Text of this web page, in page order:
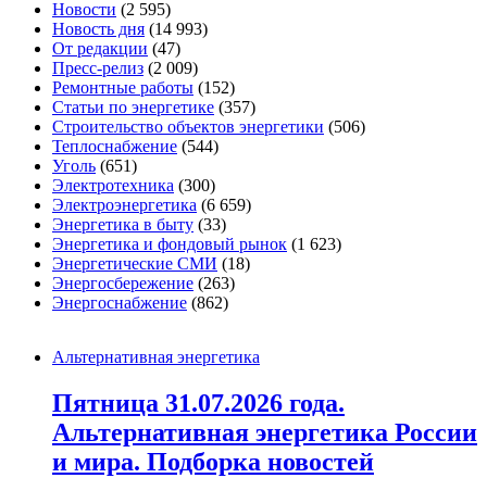
Новости (2 595)
Новость дня (14 993)
От редакции (47)
Пресс-релиз (2 009)
Ремонтные работы (152)
Статьи по энергетике (357)
Строительство объектов энергетики (506)
Теплоснабжение (544)
Уголь (651)
Электротехника (300)
Электроэнергетика (6 659)
Энергетика в быту (33)
Энергетика и фондовый рынок (1 623)
Энергетические СМИ (18)
Энергосбережение (263)
Энергоснабжение (862)
Альтернативная энергетика
Пятница 31.07.2026 года.
Альтернативная энергетика России
и мира. Подборка новостей